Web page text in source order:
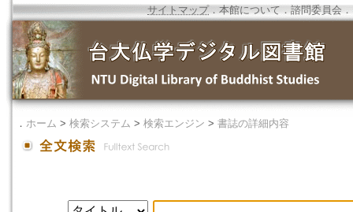
サイトマップ．本館について ． 諮問委員会 ．
． ホーム > 検索システム > 検索エンジン > 書誌の詳細内容